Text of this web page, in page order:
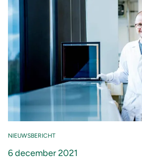
NIEUWSBERICHT
6 december 2021